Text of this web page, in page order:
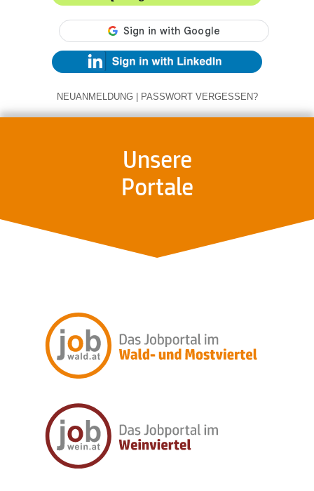
NEUANMELDUNG | PASSWORT VERGESSEN?
Unsere
Portale